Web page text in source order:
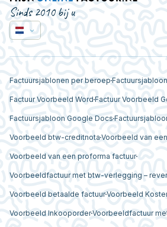
Sinds 2010 bij u
Factuursjablonen per beroep
Factuur Voorbeeld Word Factuur Voorbeeld
Factuursjabloon Google Docs
Voorbeeld btw-creditnota Voorbeeld van
Voorbeeld van een proforma factuur
Voorbeeldfactuur met btw-verlegging –
Voorbeeld betaalde factuurVoorbeeld
Voorbeeld InkooporderVoorbeeldfactuur